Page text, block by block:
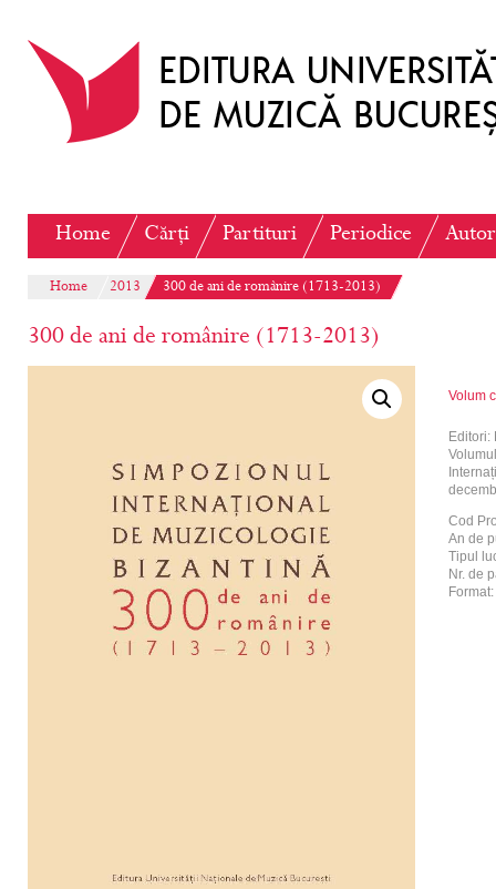
Home Cărți Partituri Periodice
Home 2013 300 de ani de românire (1713-2013)
300 de ani de românire (1713-2013)
Volum
Editori:
Cod
An de
Tipul
Nr. de
Format: